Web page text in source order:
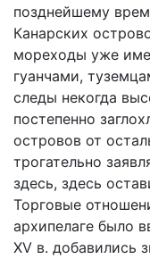
позднейшему
Канарских
мореходы уже
гуанчами,
следы некогда
постепенно
островов от
трогательно
здесь, здесь
Торговые
архипелаге было
XV в. добавились